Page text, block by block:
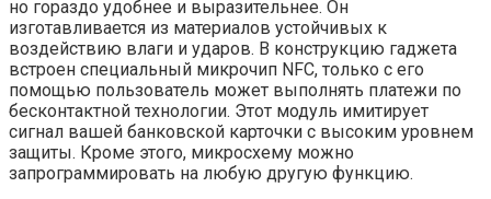
но гораздо удобнее и выразительнее. Он
изготавливается из материалов устойчивых к
воздействию влаги и ударов. В конструкцию гаджета
встроен специальный микрочип NFC, только с его
помощью пользователь может выполнять платежи по
бесконтактной технологии. Этот модуль имитирует
сигнал вашей банковской карточки с высоким уровнем
защиты. Кроме этого, микросхему можно
запрограммировать на любую другую функцию.